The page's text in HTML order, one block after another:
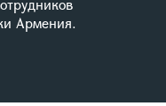
Армения.